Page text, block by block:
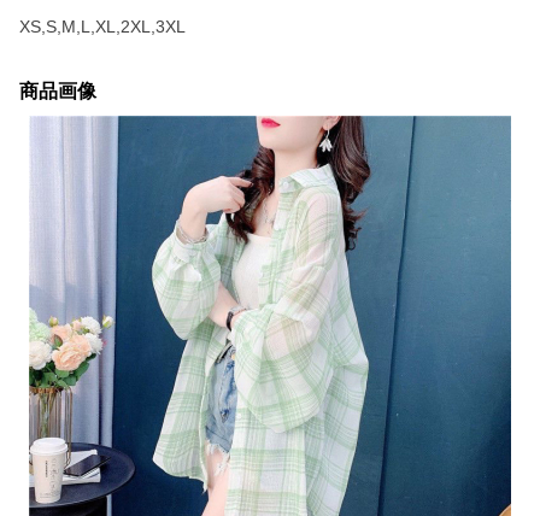
XS,S,M,L,XL,2XL,3XL
商品画像